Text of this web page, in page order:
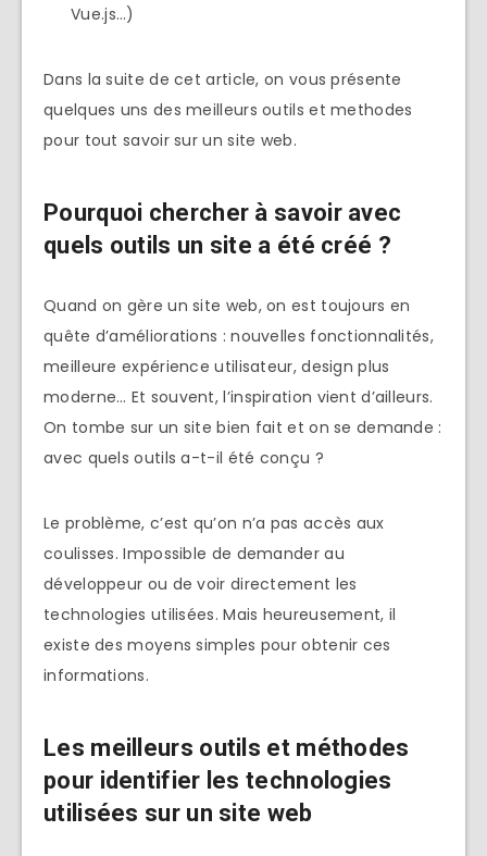
Vue.js…)
Dans la suite de cet article, on vous présente
quelques uns des meilleurs outils et methodes
pour tout savoir sur un site web.
Pourquoi chercher à savoir avec
quels outils un site a été créé ?
Quand on gère un site web, on est toujours en
quête d’améliorations : nouvelles fonctionnalités,
meilleure expérience utilisateur, design plus
moderne… Et souvent, l’inspiration vient d’ailleurs.
On tombe sur un site bien fait et on se demande :
avec quels outils a-t-il été conçu ?
Le problème, c’est qu’on n’a pas accès aux
coulisses. Impossible de demander au
développeur ou de voir directement les
technologies utilisées. Mais heureusement, il
existe des moyens simples pour obtenir ces
informations.
Les meilleurs outils et méthodes
pour identifier les technologies
utilisées sur un site web